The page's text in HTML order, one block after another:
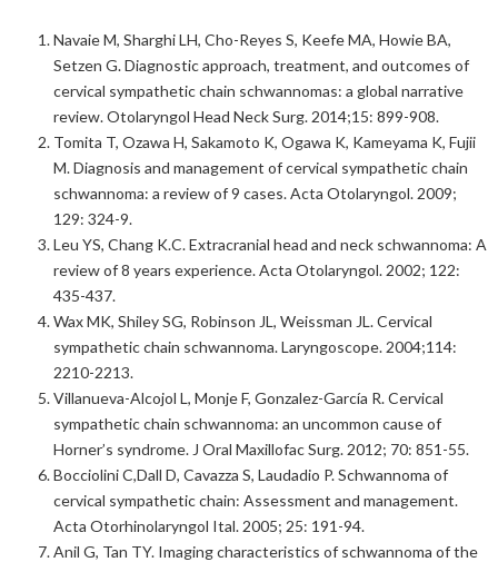
Navaie M, Sharghi LH, Cho-Reyes S, Keefe MA, Howie BA,
Setzen G. Diagnostic approach, treatment, and outcomes of
cervical sympathetic chain schwannomas: a global narrative
review. Otolaryngol Head Neck Surg. 2014;15: 899-908.
Tomita T, Ozawa H, Sakamoto K, Ogawa K, Kameyama K, Fujii
M. Diagnosis and management of cervical sympathetic chain
schwannoma: a review of 9 cases. Acta Otolaryngol. 2009;
129: 324-9.
Leu YS, Chang K.C. Extracranial head and neck schwannoma: A
review of 8 years experience. Acta Otolaryngol. 2002; 122:
435-437.
Wax MK, Shiley SG, Robinson JL, Weissman JL. Cervical
sympathetic chain schwannoma. Laryngoscope. 2004;114:
2210-2213.
Villanueva-Alcojol L, Monje F, Gonzalez-García R. Cervical
sympathetic chain schwannoma: an uncommon cause of
Horner’s syndrome. J Oral Maxillofac Surg. 2012; 70: 851-55.
Bocciolini C,Dall D, Cavazza S, Laudadio P. Schwannoma of
cervical sympathetic chain: Assessment and management.
Acta Otorhinolaryngol Ital. 2005; 25: 191-94.
Anil G, Tan TY. Imaging characteristics of schwannoma of the